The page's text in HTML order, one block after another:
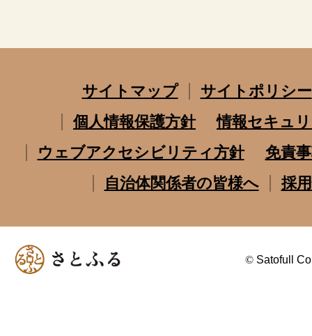
サイトマップ
サイトポリシー
個人情報保護方針
情報セキュ
ウェブアクセシビリティ方針
免責
自治体関係者の皆様へ
採
© Satofull